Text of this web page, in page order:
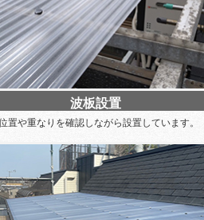
波板設置
置や重なりを確認しながら設置しています。